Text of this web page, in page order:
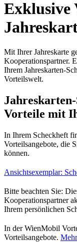
Exklusive
Mit Ihrer Jahreskarte
Kooperationspartner.
Ihrem Jahreskarten-
Vorteilswelt.
Vorteile mit
In Ihrem Scheckheft
Vorteilsangebote, die
können.
Ansichtsexemplar:
Bitte beachten Sie:
Kooperationspartner
Ihrem persönlichen
In der WienMobil
Vorteilsangebote.